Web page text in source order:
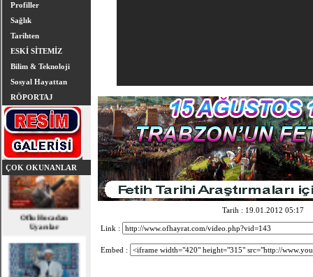
Profiller
Sağlık
Tarihten
ESKİ SİTEMİZ
Bilim & Teknoloji
Sosyal Hayattan
RÖPORTAJ
ÇOK OKUNANLAR
Oflu Hocadan
Uyarılar
Tarih : 19.01.2012 05:17
Link :
Embed :